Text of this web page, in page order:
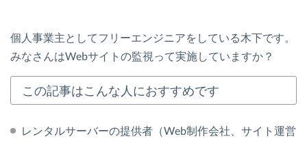
個人事業主としてフリーエンジニアをしている木下です。
みなさんはWebサイトの監視って実施していますか？
この記事はこんな人におすすめです
レンタルサーバーの提供者（Web制作会社、サイト運営